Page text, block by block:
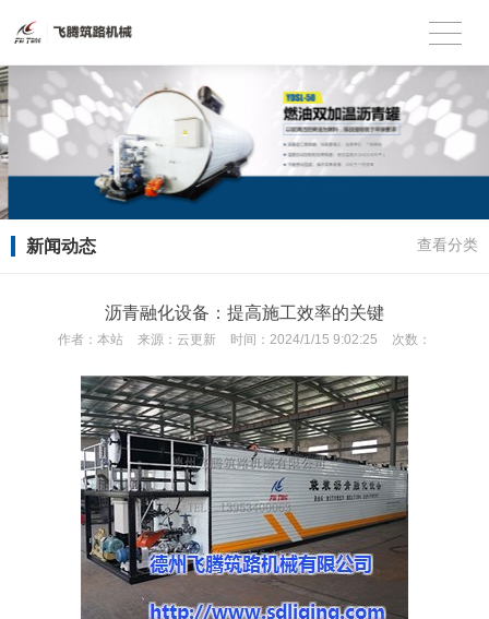
新闻动态 查看分类
沥青融化设备：提高施工效率的关键
作者： 本站 来源： 云更新 时间： 2024/1/15 9:02:25 次数：